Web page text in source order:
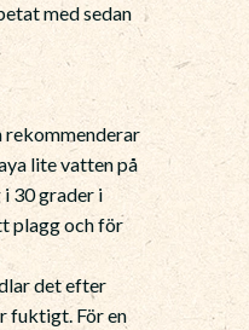
med sedan
rekommenderar
lite vatten på
30 grader i
plagg och för
det efter
fuktigt. För en